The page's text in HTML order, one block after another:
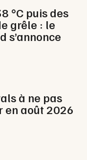
°C puis des
grêle : le
s’annonce
à ne pas
en août 2026